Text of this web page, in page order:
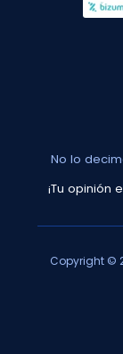
No lo
¡Tu opinión
Copyright ©